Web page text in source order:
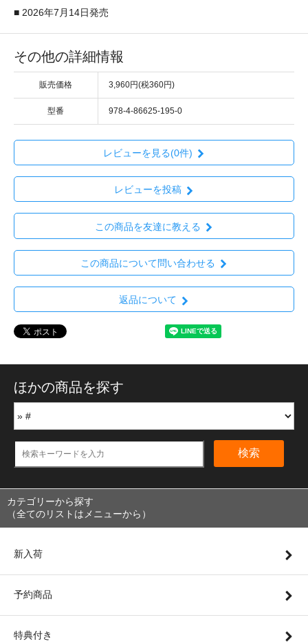
■ 2026年7月14日発売
その他の詳細情報
販売価格 3,960円(税360円)
型番 978-4-86625-195-0
レビューを見る(0件)
レビューを投稿
この商品を友達に教える
この商品について問い合わせる
返品について
ほかの商品を探す
検索
カテゴリーから探す
（全てのリストはメニューから）
新入荷
予約商品
特典付き